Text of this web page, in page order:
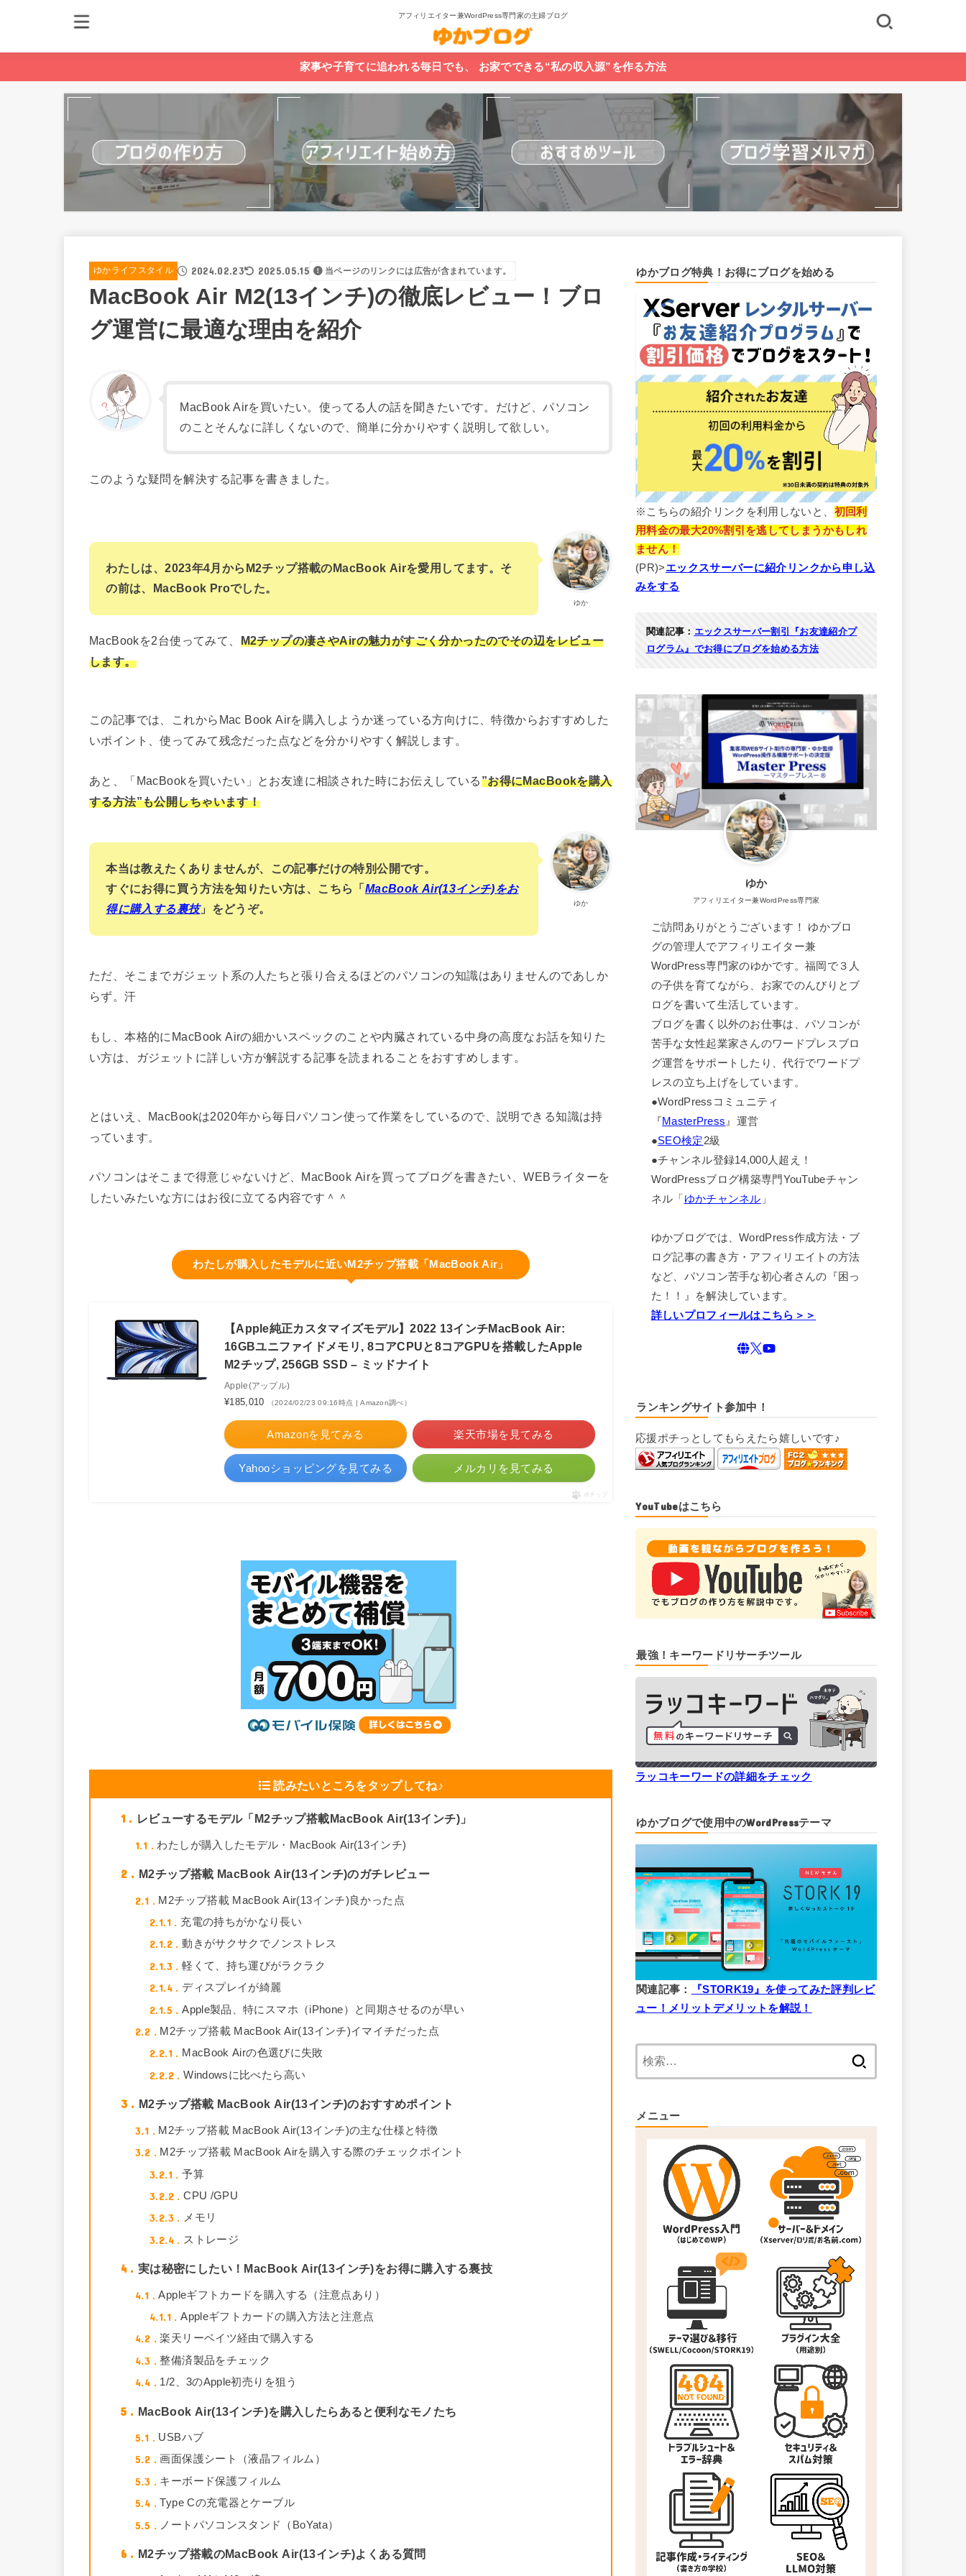
アフィリエイター兼WordPress専門家の主婦ブログ
家事や子育てに追われる毎日でも、 お家でできる“私の収入源”を作る方法
ゆかライフスタイル 2024.02.23 2025.05.15 当ページのリンクには広告が含まれています。
MacBook Air M2(13インチ)の徹底レビュー！ブロ
グ運営に最適な理由を紹介
MacBook Airを買いたい。使ってる人の話を聞きたいです。だけど、パソコン
のことそんなに詳しくないので、簡単に分かりやすく説明して欲しい。
このような疑問を解決する記事を書きました。
ゆか
わたしは、2023年4月からM2チップ搭載のMacBook Airを愛用してます。そ
の前は、MacBook Proでした。
MacBookを2台使ってみて、 M2チップの凄さやAirの魅力がすごく分かったのでその辺をレビュー
します。
この記事では、これからMac Book Airを購入しようか迷っている方向けに、特徴からおすすめした
いポイント、使ってみて残念だった点などを分かりやすく解説します。
あと、「MacBookを買いたい」とお友達に相談された時にお伝えしている”お得にMacBookを購入
する方法”も公開しちゃいます！
ゆか
本当は教えたくありませんが、この記事だけの特別公開です。
すぐにお得に買う方法を知りたい方は、こちら「 MacBook Air(13インチ)をお
得に購入する裏技」をどうぞ。
ただ、そこまでガジェット系の人たちと張り合えるほどのパソコンの知識はありませんのであしか
らず。汗
もし、本格的にMacBook Airの細かいスペックのことや内臓されている中身の高度なお話を知りた
い方は、ガジェットに詳しい方が解説する記事を読まれることをおすすめします。
とはいえ、MacBookは2020年から毎日パソコン使って作業をしているので、説明できる知識は持
っています。
パソコンはそこまで得意じゃないけど、MacBook Airを買ってブログを書きたい、WEBライターを
したいみたいな方にはお役に立てる内容です＾＾
わたしが購入したモデルに近いM2チップ搭載「MacBook Air」
【Apple純正カスタマイズモデル】2022 13インチMacBook Air:
16GBユニファイドメモリ, 8コアCPUと8コアGPUを搭載したApple
M2チップ, 256GB SSD – ミッドナイト
Apple(アップル)
¥185,010 （2024/02/23 09:16時点 | Amazon調べ）
Amazonを見てみる 楽天市場を見てみる
Yahooショッピングを見てみる メルカリを見てみる
ポチップ
読みたいところをタップしてね♪
1 レビューするモデル「M2チップ搭載MacBook Air(13インチ)」
1.1 わたしが購入したモデル・MacBook Air(13インチ)
2 M2チップ搭載 MacBook Air(13インチ)のガチレビュー
2.1 M2チップ搭載 MacBook Air(13インチ)良かった点
2.1.1 充電の持ちがかなり長い
2.1.2 動きがサクサクでノンストレス
2.1.3 軽くて、持ち運びがラクラク
2.1.4 ディスプレイが綺麗
2.1.5 Apple製品、特にスマホ（iPhone）と同期させるのが早い
2.2 M2チップ搭載 MacBook Air(13インチ)イマイチだった点
2.2.1 MacBook Airの色選びに失敗
2.2.2 Windowsに比べたら高い
3 M2チップ搭載 MacBook Air(13インチ)のおすすめポイント
3.1 M2チップ搭載 MacBook Air(13インチ)の主な仕様と特徴
3.2 M2チップ搭載 MacBook Airを購入する際のチェックポイント
3.2.1 予算
3.2.2 CPU /GPU
3.2.3 メモリ
3.2.4 ストレージ
4 実は秘密にしたい！MacBook Air(13インチ)をお得に購入する裏技
4.1 Appleギフトカードを購入する（注意点あり）
4.1.1 Appleギフトカードの購入方法と注意点
4.2 楽天リーベイツ経由で購入する
4.3 整備済製品をチェック
4.4 1/2、3のApple初売りを狙う
5 MacBook Air(13インチ)を購入したらあると便利なモノたち
5.1 USBハブ
5.2 画面保護シート（液晶フィルム）
5.3 キーボード保護フィルム
5.4 Type Cの充電器とケーブル
5.5 ノートパソコンスタンド（BoYata）
6 M2チップ搭載のMacBook Air(13インチ)よくある質問
ゆかブログ特典！お得にブログを始める
※こちらの紹介リンクを利用しないと、 初回利
用料金の最大20%割引を逃してしまうかもしれ
ません！
(PR)>エックスサーバーに紹介リンクから申し込
みをする
関連記事： エックスサーバー割引『お友達紹介プ
ログラム』でお得にブログを始める方法
ゆか
アフィリエイター兼WordPress専門家
ご訪問ありがとうございます！ ゆかブロ
グの管理人でアフィリエイター兼
WordPress専門家のゆかです。福岡で３人
の子供を育てながら、お家でのんびりとブ
ログを書いて生活しています。
ブログを書く以外のお仕事は、パソコンが
苦手な女性起業家さんのワードプレスブロ
グ運営をサポートしたり、代行でワードプ
レスの立ち上げをしています。
●WordPressコミュニティ
『MasterPress 』運営
●SEO検定2級
●チャンネル登録14,000人超え！
WordPressブログ構築専門YouTubeチャン
ネル「 ゆかチャンネル 」
ゆかブログでは、WordPress作成方法・ブ
ログ記事の書き方・アフィリエイトの方法
など、パソコン苦手な初心者さんの『困っ
た！！』を解決しています。
詳しいプロフィールはこちら＞＞
ランキングサイト参加中！
応援ポチっとしてもらえたら嬉しいです♪
YouTubeはこちら
最強！キーワードリサーチツール
ラッコキーワードの詳細をチェック
ゆかブログで使用中のWordPressテーマ
関連記事：
『STORK19』を使ってみた評判レビ
ュー！メリットデメリットを解説！
メニュー